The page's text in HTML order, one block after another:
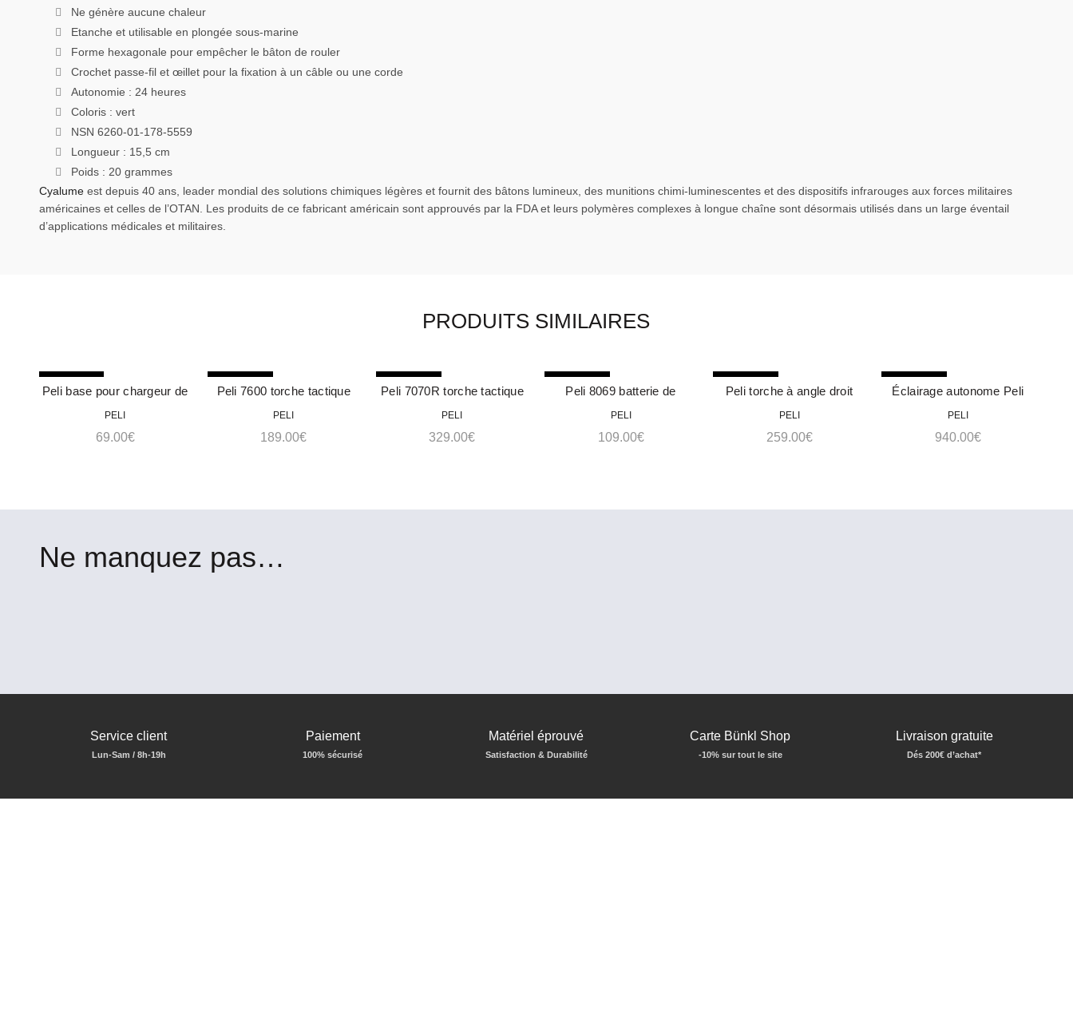
Ne génère aucune chaleur
Etanche et utilisable en plongée sous-marine
Forme hexagonale pour empêcher le bâton de rouler
Crochet passe-fil et œillet pour la fixation à un câble ou une corde
Autonomie : 24 heures
Coloris : vert
NSN 6260-01-178-5559
Longueur : 15,5 cm
Poids : 20 grammes
Cyalumeest depuis 40 ans, leader mondial des solutions chimiques légères et fournit des bâtons lumineux, des munitions chimi-luminescentes et des dispositifs infrarouges aux forces militaires
américaines et celles de l’OTAN. Les produits de ce fabricant américain sont approuvés par la FDA et leurs polymères complexes à longue chaîne sont désormais utilisés dans un large éventail
d’applications médicales et militaires.
PRODUITS SIMILAIRES
ACHETER
Peli base pour chargeur de
bureau/tableau de bord
PELI
69.00€
ACHETER
Peli 7600 torche tactique
PELI
189.00€
ACHETER
Peli 7070R torche tactique
PELI
329.00€
ACHETER
Peli 8069 batterie de
remplacement pour torche
PELI
109.00€
ACHETER
Peli torche à angle droit
3715Z0
PELI
259.00€
ACHETER
Éclairage autonome Peli
RALS 9480
PELI
940.00€
Ne manquez pas…
Service client
Lun-Sam / 8h-19h
Paiement
100% sécurisé
Matériel éprouvé
Satisfaction & Durabilité
Carte Bünkl Shop
-10% sur tout le site
Livraison gratuite
Dés 200€ d’achat*